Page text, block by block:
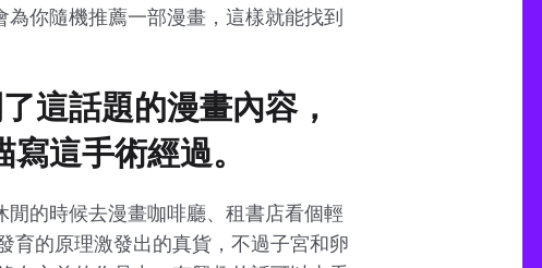
你隨機推薦一部漫畫，這樣就能找到
這話題的漫畫內容，
這手術經過。
的時候去漫畫咖啡廳、租書店看個輕
育的原理激發出的真貨，不過子宮和卵